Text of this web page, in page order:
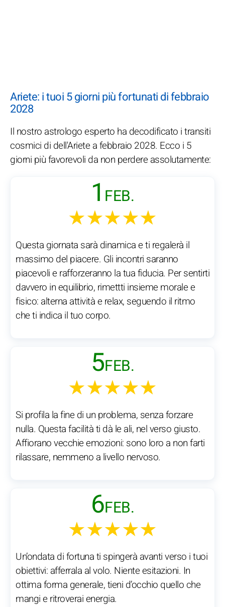
Ariete: i tuoi 5 giorni più fortunati di febbraio
2028
Il nostro astrologo esperto ha decodificato i transiti
cosmici di dell'Ariete a febbraio 2028. Ecco i 5
giorni più favorevoli da non perdere assolutamente:
1 FEB.
★★★★★
Questa giornata sarà dinamica e ti regalerà il
massimo del piacere. Gli incontri saranno
piacevoli e rafforzeranno la tua fiducia. Per sentirti
davvero in equilibrio, rimettti insieme morale e
fisico: alterna attività e relax, seguendo il ritmo
che ti indica il tuo corpo.
5FEB.
★★★★★
Si profila la fine di un problema, senza forzare
nulla. Questa facilità ti dà le ali, nel verso giusto.
Affiorano vecchie emozioni: sono loro a non farti
rilassare, nemmeno a livello nervoso.
6FEB.
★★★★★
Un’ondata di fortuna ti spingerà avanti verso i tuoi
obiettivi: afferrala al volo. Niente esitazioni. In
ottima forma generale, tieni d’occhio quello che
mangi e ritroverai energia.